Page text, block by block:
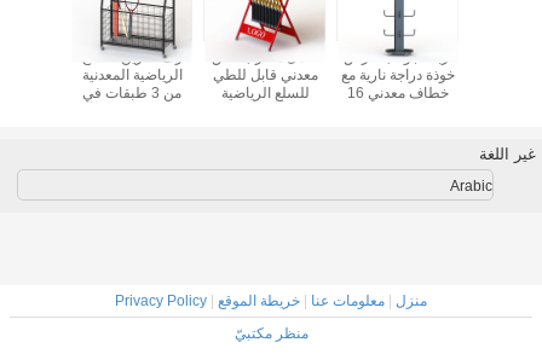
رف تخزين للسلع
الرياضية المعدنية
من 3 طبقات في
حامل مضرب تنس
معدني قابل للطي
للسلع الرياضية
أربعة جوانب عرض
خوذة دراجة نارية مع
خطاف معدني 16
غير اللغة
Arabic
منزل معلومات عنا خريطة الموقع
Privacy Policy
منظر مكتبيّ